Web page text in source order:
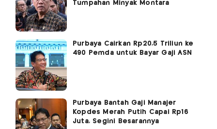
Tumpahan Minyak Montara
Purbaya Cairkan Rp20,5 Triliun ke
490 Pemda untuk Bayar Gaji ASN
Purbaya Bantah Gaji Manajer
Kopdes Merah Putih Capai Rp16
Juta, Segini Besarannya